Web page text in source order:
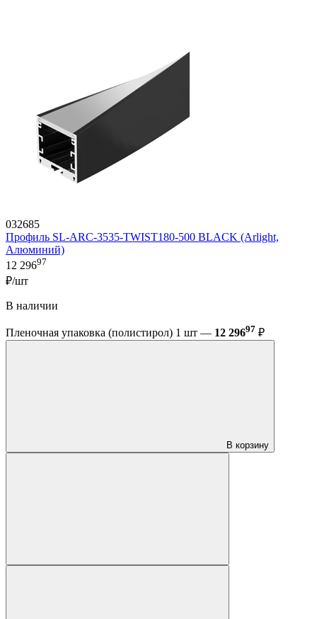
032685
Профиль SL-ARC-3535-TWIST180-500 BLACK (Arlight,
Алюминий)
12 29697
₽/шт
В наличии
Пленочная упаковка (полистирол) 1 шт — 12 29697 ₽
В корзину